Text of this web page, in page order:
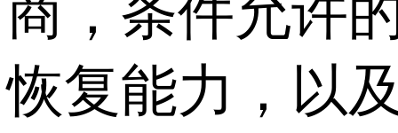
商，条件允许
恢复能力，以